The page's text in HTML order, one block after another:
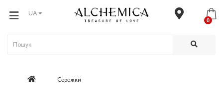
UA
0
Сережки